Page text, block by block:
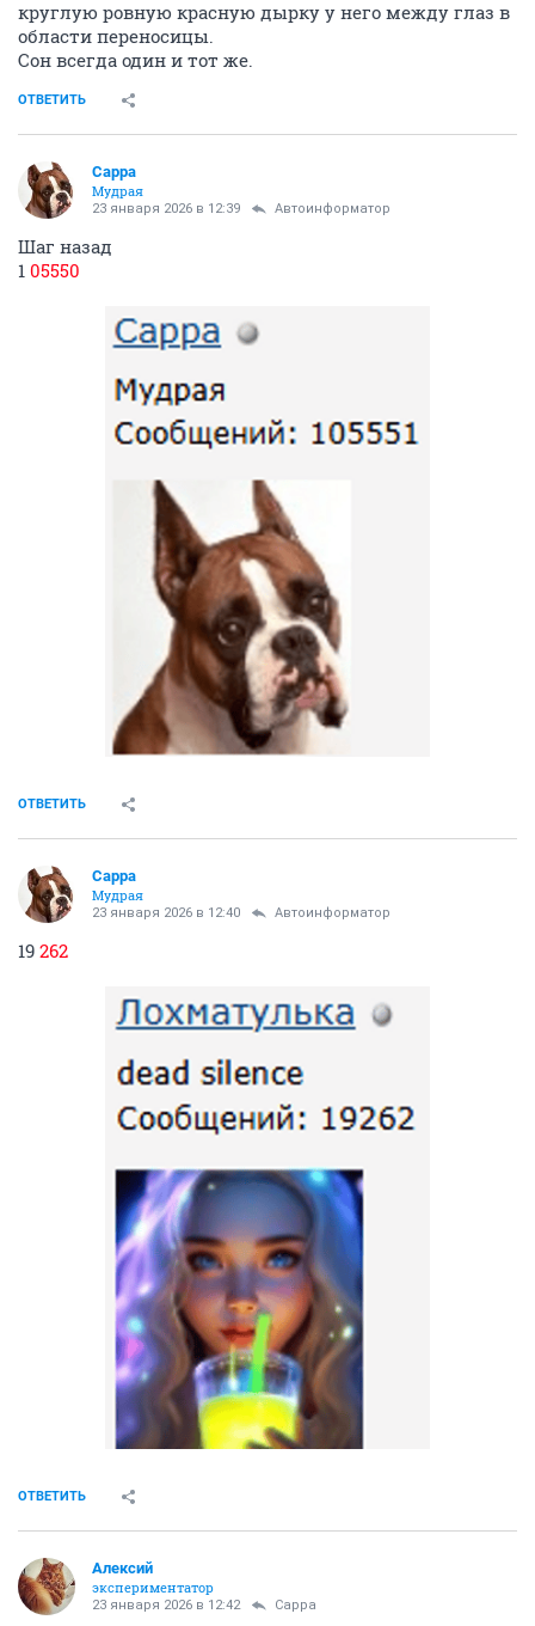
круглую ровную красную дырку у него между глаз в
области переносицы.
Сон всегда один и тот же.
ОТВЕТИТЬ
Сарра
Мудрая
23 января 2026 в 12:39 Автоинформатор
Шаг назад
1 05550
ОТВЕТИТЬ
Сарра
Мудрая
23 января 2026 в 12:40 Автоинформатор
19 262
ОТВЕТИТЬ
Алексий
экспериментатор
23 января 2026 в 12:42 Сарра